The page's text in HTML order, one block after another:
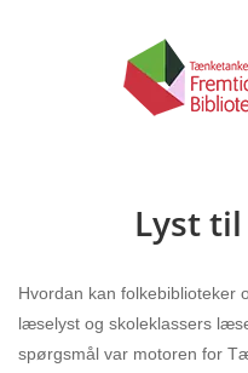
Lyst
Hvordan kan folkebiblioteker
læselyst og skoleklassers
spørgsmål var motoren for